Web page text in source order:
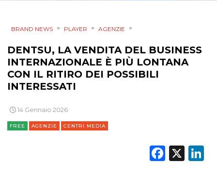
NORMATIVE
TREND
CASE HISTORY
OPINIONI
BRAND NEWS > PLAYER > AGENZIE >
DENTSU, LA VENDITA DEL BUSINESS
INTERNAZIONALE È PIÙ LONTANA
CON IL RITIRO DEI POSSIBILI
INTERESSATI
14 Gennaio 2026
FREE AGENZIE CENTRI MEDIA
X